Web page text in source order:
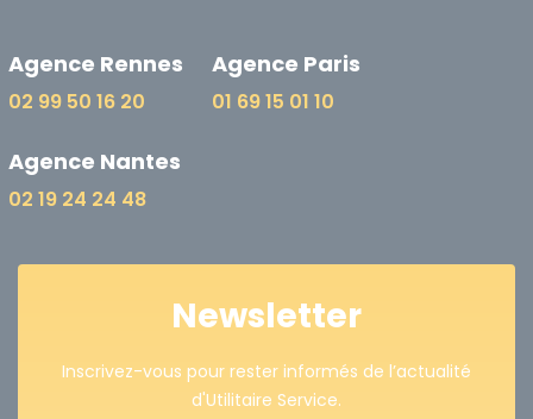
Agence Rennes
02 99 50 16 20
Agence Paris
01 69 15 01 10
Agence Nantes
02 19 24 24 48
Newsletter
Inscrivez-vous pour rester informés de l’actualité
d'Utilitaire Service.